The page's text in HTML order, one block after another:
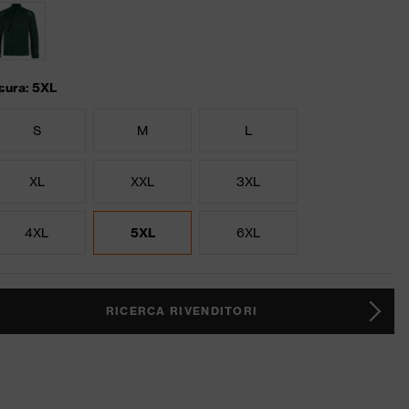
5XL
S M L
XL XXL 3XL
4XL 5XL 6XL
RICERCA RIVENDITORI